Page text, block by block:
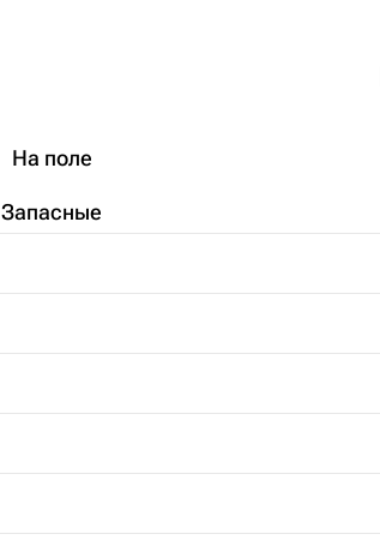
На поле
Запасные